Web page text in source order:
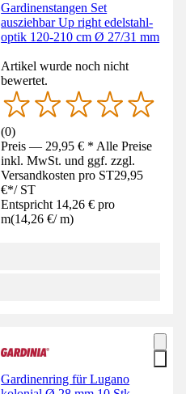
Gardinenstangen Set
ausziehbar Up right edelstahl-
optik 120-210 cm Ø 27/31 mm
Artikel wurde noch nicht
bewertet.
(0)
Preis — 29,95 € * Alle Preise
inkl. MwSt. und ggf. zzgl.
Versandkosten pro ST29,95
€*/ ST
Entspricht 14,26 € pro
m(14,26 €/ m)
Gardinenring für Lugano